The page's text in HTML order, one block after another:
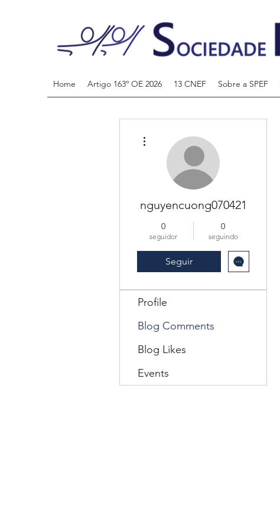
Home Artigo 163º OE 2026 13 CNEF Sobre a SPEF
nguyencuong070421
0
seguidor
0
seguindo
Seguir
Profile
Blog Comments
Blog Likes
Events